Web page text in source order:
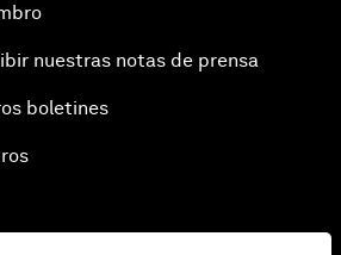
nuestras notas de prensa
boletines